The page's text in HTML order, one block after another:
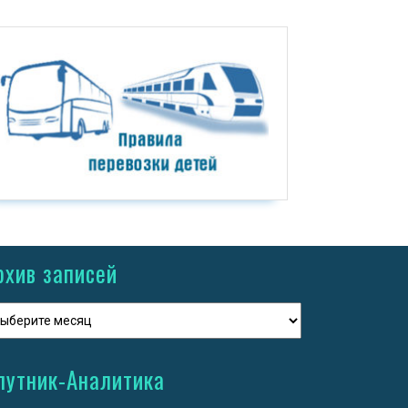
записей
Аналитика